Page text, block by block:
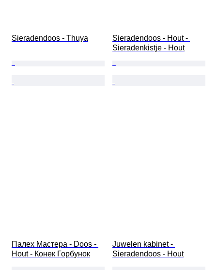
Sieradendoos - Thuya
Sieradendoos - Hout -
Sieradenkistje - Hout
Палех Мастера - Doos -
Hout - Конек Горбунок
Juwelen kabinet -
Sieradendoos - Hout